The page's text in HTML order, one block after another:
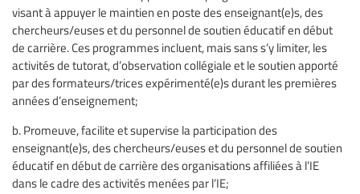
visant à appuyer le maintien en poste des enseignant(e)s, des
chercheurs/euses et du personnel de soutien éducatif en début
de carrière. Ces programmes incluent, mais sans s’y limiter, les
activités de tutorat, d’observation collégiale et le soutien apporté
par des formateurs/trices expérimenté(e)s durant les premières
années d’enseignement;
b. Promeuve, facilite et supervise la participation des
enseignant(e)s, des chercheurs/euses et du personnel de soutien
éducatif en début de carrière des organisations affiliées à l’IE
dans le cadre des activités menées par l’IE;